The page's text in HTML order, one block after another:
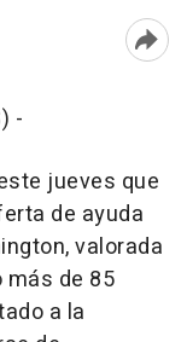
-
jueves que
de ayuda
valorada
más de 85
a la